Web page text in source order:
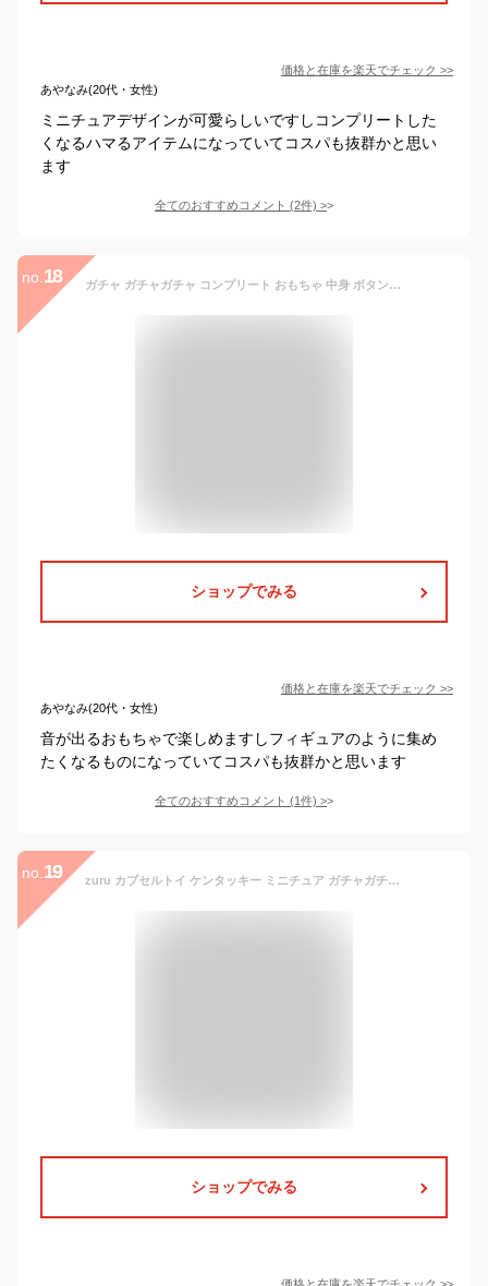
価格と在庫を楽天でチェック >>
あやなみ(20代・女性)
ミニチュアデザインが可愛らしいですしコンプリートした
くなるハマるアイテムになっていてコスパも抜群かと思い
ます
全てのおすすめコメント (2件) >
no. 18 ガチャ ガチャガチャ コンプリート おもちゃ 中身 ボタン おもしろ [ 押しちゃダメ！？ ボタン ] エマージェンシー ナースコール 火災警報器 緊急停止 ブラインドボックス
ショップでみる
価格と在庫を楽天でチェック >>
あやなみ(20代・女性)
音が出るおもちゃで楽しめますしフィギュアのように集め
たくなるものになっていてコスパも抜群かと思います
全てのおすすめコメント (1件) >
no. 19 zuru カプセルトイ ケンタッキー ミニチュア ガチャガチャ ZURU 5 SURPRISE KFC MINI BRANDS おもちゃ 食玩 ファーストフード 大人買い ガチャ キット フィギュア ミニチュア小物 アメトイ カプセル アメリカ 海外版 カプセルトイ アメリカン雑貨 アメリカ雑貨 面白雑貨
ショップでみる